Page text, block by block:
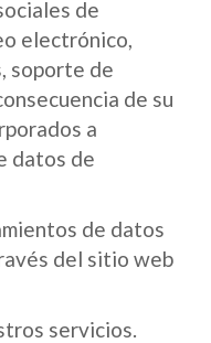
de
electrónico,
soporte de
de su
a
datos de
de datos
del sitio web
servicios.